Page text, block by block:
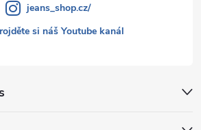
jeans_shop.cz/
si náš Youtube kanál